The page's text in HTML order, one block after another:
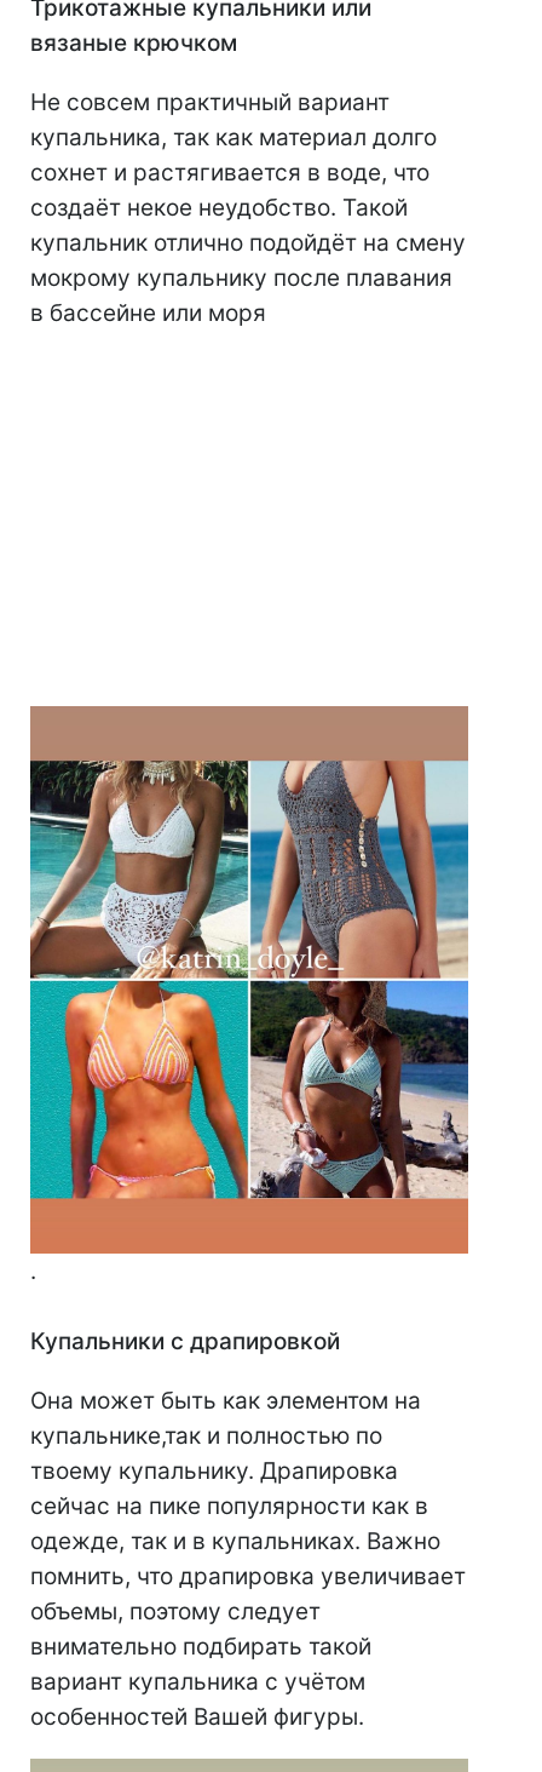
Трикотажные купальники или
вязаные крючком
Не совсем практичный вариант
купальника, так как материал долго
сохнет и растягивается в воде, что
создаёт некое неудобство. Такой
купальник отлично подойдёт на смену
мокрому купальнику после плавания
в бассейне или моря
.
Купальники с драпировкой
Она может быть как элементом на
купальнике,так и полностью по
твоему купальнику. Драпировка
сейчас на пике популярности как в
одежде, так и в купальниках. Важно
помнить, что драпировка увеличивает
объемы, поэтому следует
внимательно подбирать такой
вариант купальника с учётом
особенностей Вашей фигуры.